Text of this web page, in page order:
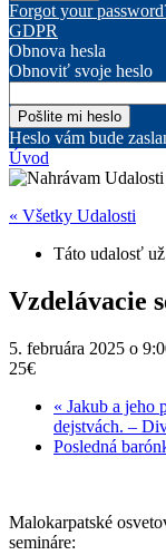
Forgot your
GDPR
Obnova hesla
Obnoviť svoje heslo
Heslo vám bude
Úvod
« Všetky Udalosti
Táto udalosť
Vzdelávacie
5. februára 2025 o
25€
« Jakub a jeho
dejstvách. –
Posledná
Malokarpatské
semináre: